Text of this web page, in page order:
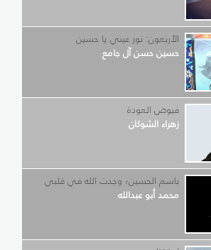
الأربعون: نور عيني يا حسين
حسين حسن آل جامع
فيوض العودة
زهراء الشوكان
باسم الحسين؛ وجدت الله في قلبي
محمد أبو عبدالله